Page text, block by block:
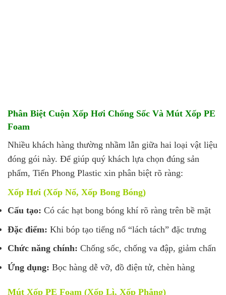
Phân Biệt Cuộn Xốp Hơi Chống Sốc Và Mút Xốp PE
Foam
Nhiều khách hàng thường nhầm lẫn giữa hai loại vật liệu
đóng gói này. Để giúp quý khách lựa chọn đúng sản
phẩm, Tiến Phong Plastic xin phân biệt rõ ràng:
Xốp Hơi (Xốp Nổ, Xốp Bong Bóng)
Cấu tạo: Có các hạt bong bóng khí rõ ràng trên bề mặt
Đặc điểm: Khi bóp tạo tiếng nổ “lách tách” đặc trưng
Chức năng chính: Chống sốc, chống va đập, giảm chấn
Ứng dụng: Bọc hàng dễ vỡ, đồ điện tử, chèn hàng
Mút Xốp PE Foam (Xốp Lì, Xốp Phẳng)